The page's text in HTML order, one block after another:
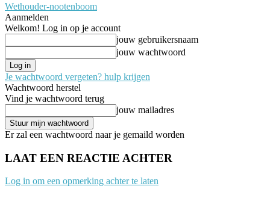
Wethouder-nootenboom
Aanmelden
Welkom! Log in op je account
jouw gebruikersnaam
jouw wachtwoord
Je wachtwoord vergeten? hulp krijgen
Wachtwoord herstel
Vind je wachtwoord terug
jouw mailadres
Er zal een wachtwoord naar je gemaild worden
LAAT EEN REACTIE ACHTER
Log in om een opmerking achter te laten